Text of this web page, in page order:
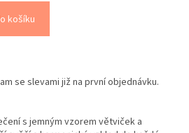
košíku
se slevami již na první objednávku.
s jemným vzorem větviček a